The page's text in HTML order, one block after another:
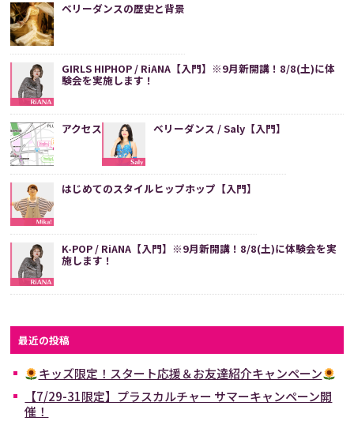
ベリーダンスの歴史と背景
GIRLS HIPHOP / RiANA【入門】※9月新開講！8/8(土)に体
験会を実施します！
アクセス ベリーダンス / Saly【入門】
はじめてのスタイルヒップホップ【入門】
K-POP / RiANA【入門】※9月新開講！8/8(土)に体験会を実
施します！
最近の投稿
キッズ限定！スタート応援＆お友達紹介キャンペーン
【7/29-31限定】プラスカルチャー サマーキャンペーン開
催！